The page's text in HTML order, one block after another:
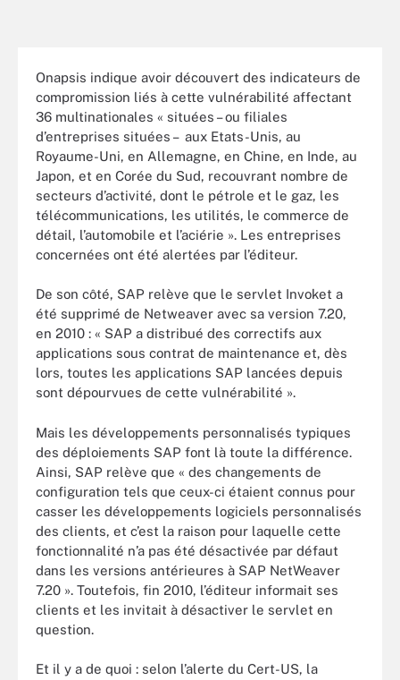
Onapsis indique avoir découvert des indicateurs de
compromission liés à cette vulnérabilité affectant
36 multinationales « situées – ou filiales
d’entreprises situées – aux Etats-Unis, au
Royaume-Uni, en Allemagne, en Chine, en Inde, au
Japon, et en Corée du Sud, recouvrant nombre de
secteurs d’activité, dont le pétrole et le gaz, les
télécommunications, les utilités, le commerce de
détail, l’automobile et l’aciérie ». Les entreprises
concernées ont été alertées par l’éditeur.
De son côté, SAP relève que le servlet Invoket a
été supprimé de Netweaver avec sa version 7.20,
en 2010 : « SAP a distribué des correctifs aux
applications sous contrat de maintenance et, dès
lors, toutes les applications SAP lancées depuis
sont dépourvues de cette vulnérabilité ».
Mais les développements personnalisés typiques
des déploiements SAP font là toute la différence.
Ainsi, SAP relève que « des changements de
configuration tels que ceux-ci étaient connus pour
casser les développements logiciels personnalisés
des clients, et c’est la raison pour laquelle cette
fonctionnalité n’a pas été désactivée par défaut
dans les versions antérieures à SAP NetWeaver
7.20 ». Toutefois, fin 2010, l’éditeur informait ses
clients et les invitait à désactiver le servlet en
question.
Et il y a de quoi : selon l’alerte du Cert-US, la